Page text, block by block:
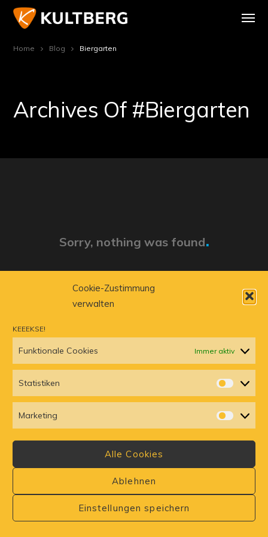
Cookie-Zustimmung
verwalten
KEEEKSE!
Funktionale Cookies Immer aktiv
Statistiken
Marketing
Alle Cookies
Ablehnen
Einstellungen speichern
Home Blog Biergarten
Archives Of #biergarten
Sorry, nothing was found
Altdöbern | 035434 666858
Impressum Cookie-Richtlinie